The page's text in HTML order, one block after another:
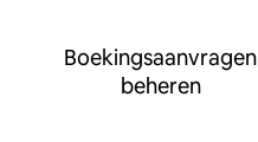
Boekingsaanvragen
beheren